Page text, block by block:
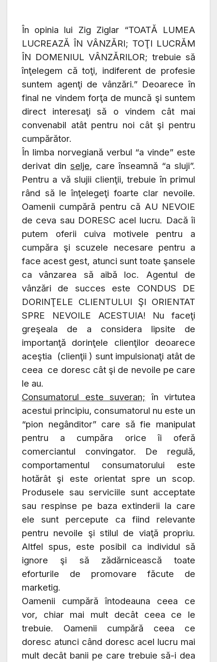
În opinia lui Zig Ziglar “TOATĂ LUMEA
LUCREAZĂ ÎN VÂNZĂRI; TOŢI LUCRĂM
ÎN DOMENIUL VÂNZĂRILOR; trebuie să
înţelegem că toţi, indiferent de profesie
suntem agenţi de vânzări.” Deoarece în
final ne vindem forţa de muncă şi suntem
direct interesaţi să o vindem cât mai
convenabil atât pentru noi cât şi pentru
cumpărător.
În limba norvegiană verbul “a vinde” este
derivat din selje, care înseamnă “a sluji”.
Pentru a vă slujii clienţii, trebuie în primul
rând să le înţelegeţi foarte clar nevoile.
Oamenii cumpără pentru că AU NEVOIE
de ceva sau DORESC acel lucru. Dacă îi
putem oferii cuiva motivele pentru a
cumpăra şi scuzele necesare pentru a
face acest gest, atunci sunt toate şansele
ca vânzarea să aibă loc. Agentul de
vânzări de succes este CONDUS DE
DORINŢELE CLIENTULUI ŞI ORIENTAT
SPRE NEVOILE ACESTUIA! Nu faceţi
greşeala de a considera lipsite de
importanţă dorinţele clienţilor deoarece
aceştia (clienţii ) sunt impulsionaţi atât de
ceea ce doresc cât şi de nevoile pe care
le au.
Consumatorul este suveran; în virtutea
acestui principiu, consumatorul nu este un
“pion negânditor” care să fie manipulat
pentru a cumpăra orice îi oferă
comerciantul convingator. De regulă,
comportamentul consumatorului este
hotărât şi este orientat spre un scop.
Produsele sau serviciile sunt acceptate
sau respinse pe baza extinderii la care
ele sunt percepute ca fiind relevante
pentru nevoile şi stilul de viaţă propriu.
Altfel spus, este posibil ca individul să
ignore şi să zădărnicească toate
eforturile de promovare făcute de
marketig.
Oamenii cumpără întodeauna ceea ce
vor, chiar mai mult decât ceea ce le
trebuie. Oamenii cumpără ceea ce
doresc atunci când doresc acel lucru mai
mult decât banii pe care trebuie să-i dea